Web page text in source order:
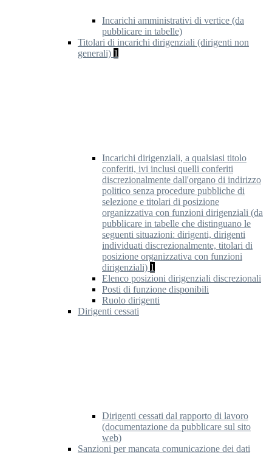
Incarichi amministrativi di vertice (da
pubblicare in tabelle)
Titolari di incarichi dirigenziali (dirigenti non
generali) 1
Incarichi dirigenziali, a qualsiasi titolo
conferiti, ivi inclusi quelli conferiti
discrezionalmente dall'organo di indirizzo
politico senza procedure pubbliche di
selezione e titolari di posizione
organizzativa con funzioni dirigenziali (da
pubblicare in tabelle che distinguano le
seguenti situazioni: dirigenti, dirigenti
individuati discrezionalmente, titolari di
posizione organizzativa con funzioni
dirigenziali) 1
Elenco posizioni dirigenziali discrezionali
Posti di funzione disponibili
Ruolo dirigenti
Dirigenti cessati
Dirigenti cessati dal rapporto di lavoro
(documentazione da pubblicare sul sito
web)
Sanzioni per mancata comunicazione dei dati